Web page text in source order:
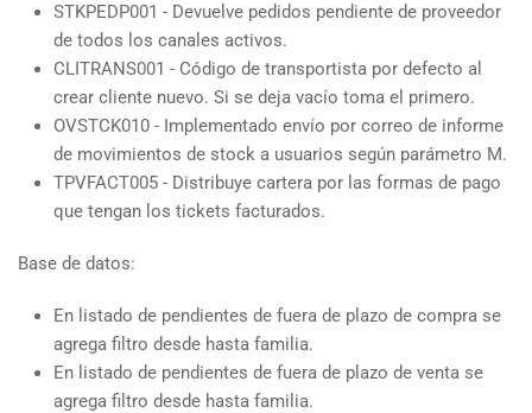
STKPEDP001 - Devuelve pedidos pendiente de proveedor
de todos los canales activos.
CLITRANS001 - Código de transportista por defecto al
crear cliente nuevo. Si se deja vacío toma el primero.
OVSTCK010 - Implementado envío por correo de informe
de movimientos de stock a usuarios según parámetro M.
TPVFACT005 - Distribuye cartera por las formas de pago
que tengan los tickets facturados.
Base de datos:
En listado de pendientes de fuera de plazo de compra se
agrega filtro desde hasta familia.
En listado de pendientes de fuera de plazo de venta se
agrega filtro desde hasta familia.